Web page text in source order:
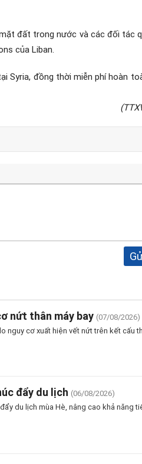
đất trong nước và các đối tác
của Liban.
Syria, đồng thời miễn phí hoàn
nứt thân máy bay (07/08/2026)
nguy cơ xuất hiện vết nứt trên kết cấu
đẩy du lịch (06/08/2026)
du lịch mùa Hè, nâng cao khả năng